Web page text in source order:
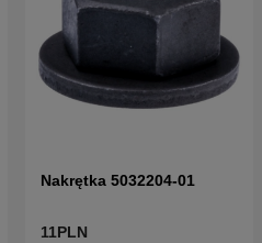
Nakrętka 5032204-01
11PLN